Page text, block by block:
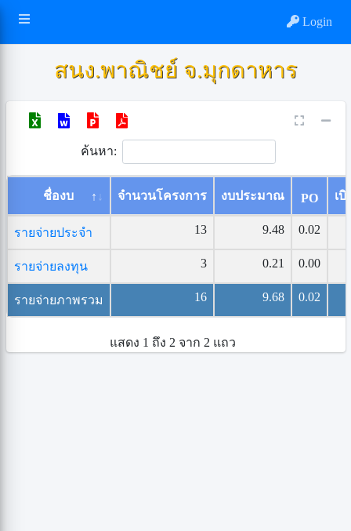
Login
สนง.พาณิชย์ จ.มุกดาหาร
ค้นหา:
ชื่องบ จำนวนโครงการ งบประมาณ PO เบิ
รายจ่ายประจำ 13 9.48 0.02
รายจ่ายลงทุน 3 0.21 0.00
รายจ่ายภาพรวม 16 9.68 0.02
แสดง 1 ถึง 2 จาก 2 แถว